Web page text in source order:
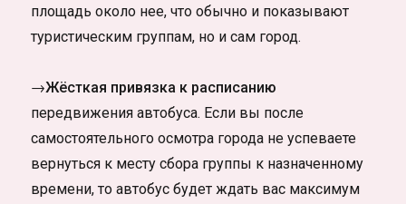
площадь около нее, что обычно и показывают
туристическим группам, но и сам город.
→Жёсткая привязка к расписанию
передвижения автобуса. Если вы после
самостоятельного осмотра города не успеваете
вернуться к месту сбора группы к назначенному
времени, то автобус будет ждать вас максимум